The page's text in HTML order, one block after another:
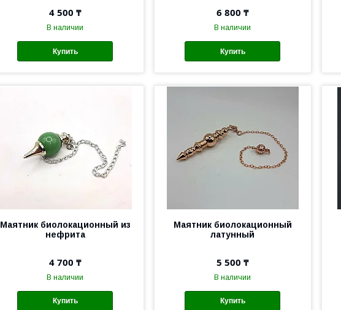
4 500 ₸
В наличии
Купить
6 800 ₸
В наличии
Купить
Маятник биолокационный из
нефрита
4 700 ₸
В наличии
Купить
Маятник биолокационный
латунный
5 500 ₸
В наличии
Купить